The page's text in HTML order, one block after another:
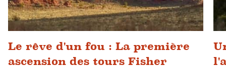
Le rêve d'un fou : La première
ascension des tours Fisher